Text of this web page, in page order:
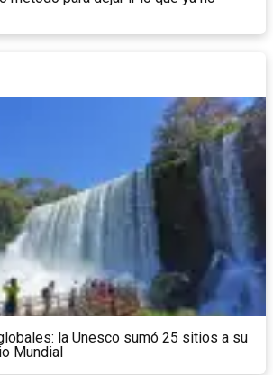
la Unesco sumó 25 sitios a su
Mundial